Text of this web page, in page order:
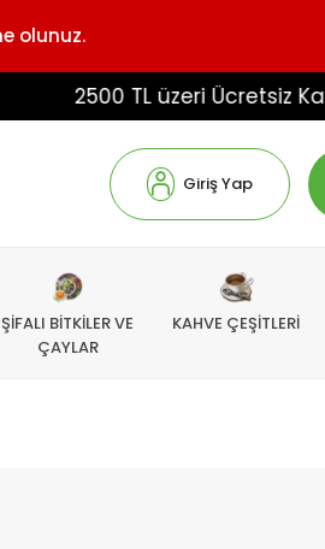
olunuz.
2500 TL üzeri Ücretsiz Kargo !
Giriş Yap
ŞİFALI BİTKİLER VE
ÇAYLAR
KAHVE ÇEŞİTLERİ